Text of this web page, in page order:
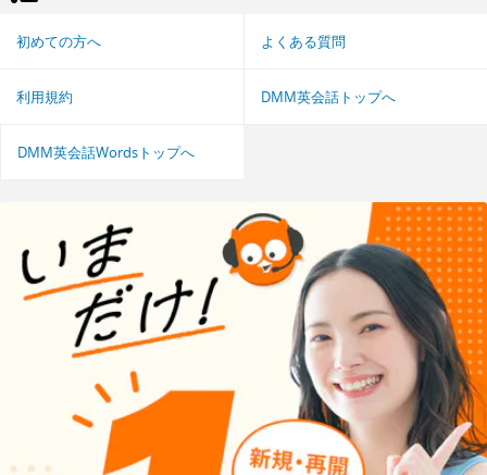
初めての方へ よくある質問
利用規約 DMM英会話トップへ
DMM英会話Wordsトップへ